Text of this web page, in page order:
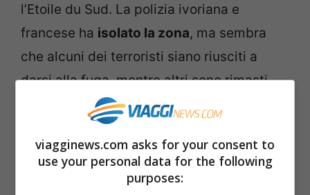
l’Etoile du Sud. La polizia ivoriana e
francese ha isolato la zona, ma sembra
che alcuni dei terroristi siano riusciti a
darsi alla fuga, mentre altri sono rimasti
uccisi nello scontro con le forze dell’ordine.
Alcuni testimoni hanno rivelato che
gli assalitori armati sono arrivati dal mare
viagginews.com asks for your consent to
use your personal data for the following
purposes: